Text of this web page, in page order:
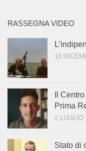
RASSEGNA VIDEO
13
Il
Prima
2 LUGLIO
Stato di